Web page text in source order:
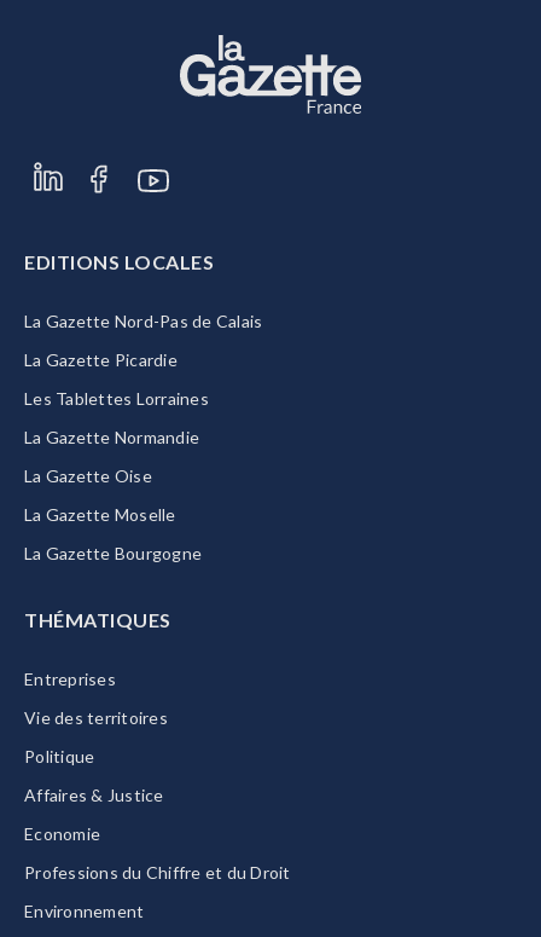
EDITIONS LOCALES
La Gazette Nord-Pas de Calais
La Gazette Picardie
Les Tablettes Lorraines
La Gazette Normandie
La Gazette Oise
La Gazette Moselle
La Gazette Bourgogne
THÉMATIQUES
Entreprises
Vie des territoires
Politique
Affaires & Justice
Economie
Professions du Chiffre et du Droit
Environnement